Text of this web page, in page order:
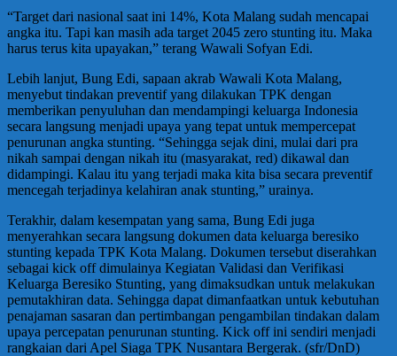
“Target dari nasional saat ini 14%, Kota Malang sudah mencapai
angka itu. Tapi kan masih ada target 2045 zero stunting itu. Maka
harus terus kita upayakan,” terang Wawali Sofyan Edi.
Lebih lanjut, Bung Edi, sapaan akrab Wawali Kota Malang,
menyebut tindakan preventif yang dilakukan TPK dengan
memberikan penyuluhan dan mendampingi keluarga Indonesia
secara langsung menjadi upaya yang tepat untuk mempercepat
penurunan angka stunting. “Sehingga sejak dini, mulai dari pra
nikah sampai dengan nikah itu (masyarakat, red) dikawal dan
didampingi. Kalau itu yang terjadi maka kita bisa secara preventif
mencegah terjadinya kelahiran anak stunting,” urainya.
Terakhir, dalam kesempatan yang sama, Bung Edi juga
menyerahkan secara langsung dokumen data keluarga beresiko
stunting kepada TPK Kota Malang. Dokumen tersebut diserahkan
sebagai kick off dimulainya Kegiatan Validasi dan Verifikasi
Keluarga Beresiko Stunting, yang dimaksudkan untuk melakukan
pemutakhiran data. Sehingga dapat dimanfaatkan untuk kebutuhan
penajaman sasaran dan pertimbangan pengambilan tindakan dalam
upaya percepatan penurunan stunting. Kick off ini sendiri menjadi
rangkaian dari Apel Siaga TPK Nusantara Bergerak. (sfr/DnD)